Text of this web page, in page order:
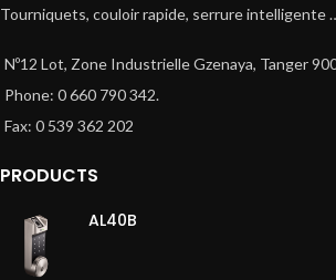
Tourniquets, couloir rapide, serrure intelligente
Nº12 Lot, Zone Industrielle Gzenaya, Tanger
Phone: 0 660 790 342.
Fax: 0 539 362 202
PRODUCTS
AL40B